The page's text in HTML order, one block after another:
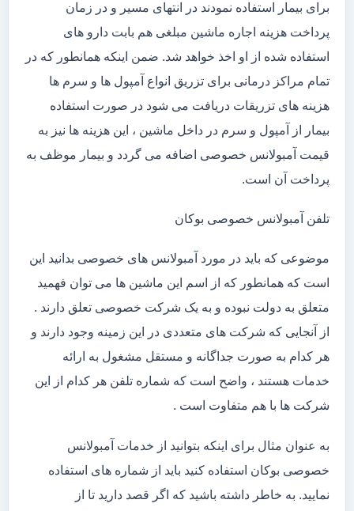
برای بیمار استفاده نمودند در انتهای مسیر و در زمان
پرداخت هزینه اجاره ماشین مبلغی هم بابت دارو های
استفاده شده از او اخذ خواهد شد. ضمن اینکه همانطور که در
تمام مراکز درمانی برای تزریق انواع آمپول ها و سرم ها
هزینه های تزریقات دریافت می شود در صورت استفاده
بیمار از آمپول و سرم در داخل ماشین ، این هزینه ها نیز به
قیمت آمبولانس خصوصی اضافه می گردد و بیمار موظف به
پرداخت آن است.
تلفن آمبولانس خصوصی بوکان
موضوعی که باید در مورد آمبولانس های خصوصی بدانید این
است که همانطور که از اسم این ماشین ها می توان فهمید
متعلق به دولت نبوده و به یک شرکت خصوصی تعلق دارند .
از آنجایی که شرکت های متعددی در این زمینه وجود دارند و
هر کدام به صورت جداگانه و مستقل مشغول به ارائه
خدمات هستند ، واضح است که شماره تلفن هر کدام از این
شرکت ها با هم متفاوت است .
به عنوان مثال برای اینکه بتوانید از خدمات آمبولانس
خصوصی بوکان استفاده کنید باید از شماره های استفاده
نمایید. به خاطر داشته باشید که اگر قصد دارید تا از